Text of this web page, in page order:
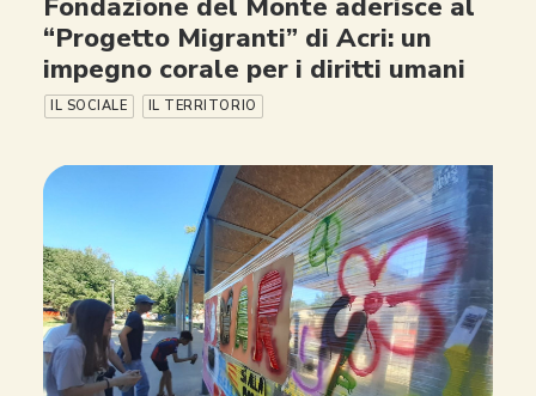
Fondazione del Monte aderisce al
“Progetto Migranti” di Acri: un
impegno corale per i diritti umani
IL SOCIALE IL TERRITORIO